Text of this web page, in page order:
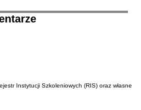
Instytucji Szkoleniowych (RIS) oraz własne